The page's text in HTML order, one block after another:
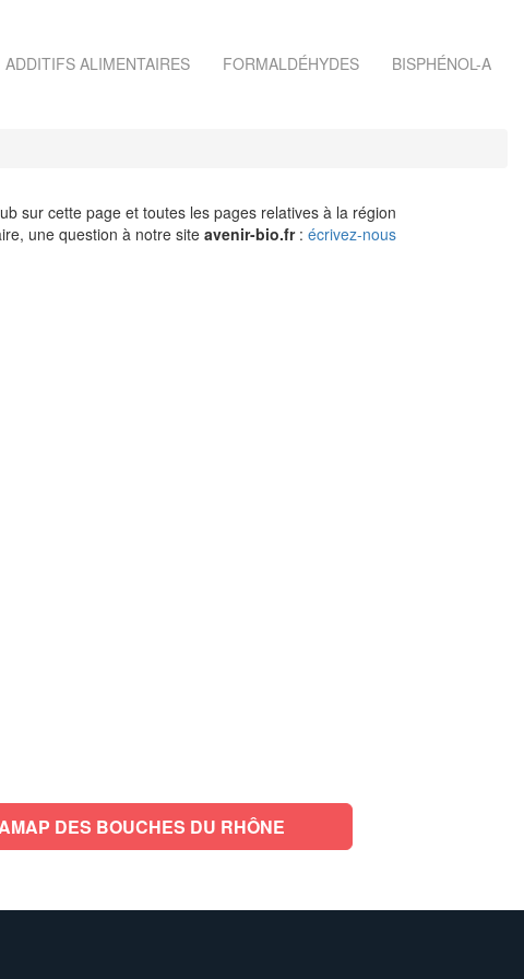
ADDITIFS ALIMENTAIRES FORMALDÉHYDES BISPHÉNOL-A
sur cette page et toutes les pages relatives à la région
une question à notre siteavenir-bio.fr: écrivez-nous
DES BOUCHES DU RHÔNE